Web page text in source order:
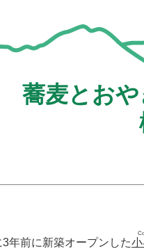
リ
ー
蕎麦とお
年前に新築オープンした